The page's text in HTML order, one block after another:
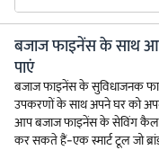
बजाज फाइनेंस के साथ
पाएं
बजाज फाइनेंस के सुविधाजनक
उपकरणों के साथ अपने घर को
आप बजाज फाइनेंस के सेविंग
कर सकते हैं-एक स्मार्ट टूल जो